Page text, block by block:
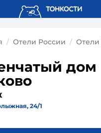
сookie-файлы.
Отели России Отели
дом
24/1